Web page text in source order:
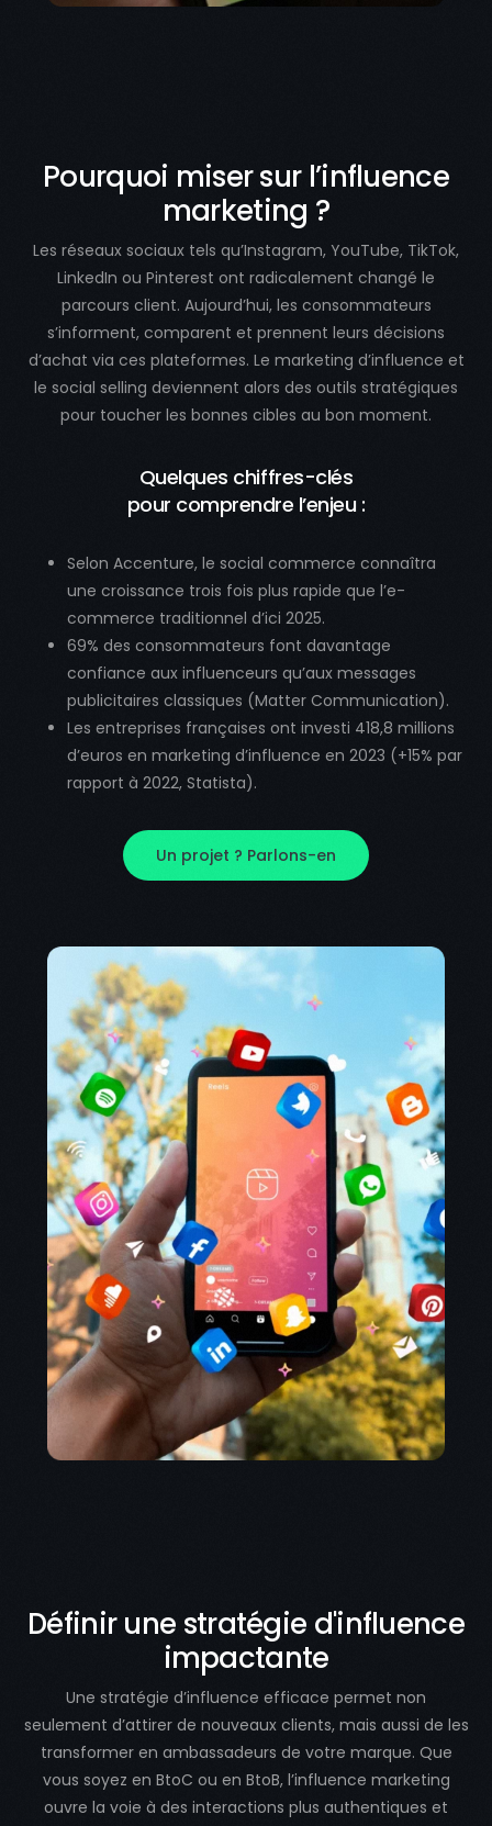
Pourquoi miser sur l’influence
marketing ?
Les réseaux sociaux tels qu’Instagram, YouTube, TikTok,
LinkedIn ou Pinterest ont radicalement changé le
parcours client. Aujourd’hui, les consommateurs
s’informent, comparent et prennent leurs décisions
d’achat via ces plateformes. Le marketing d’influence et
le social selling deviennent alors des outils stratégiques
pour toucher les bonnes cibles au bon moment.
Quelques chiffres-clés
pour comprendre l’enjeu :
Selon Accenture, le social commerce connaîtra
une croissance trois fois plus rapide que l’e-
commerce traditionnel d’ici 2025.
69% des consommateurs font davantage
confiance aux influenceurs qu’aux messages
publicitaires classiques (Matter Communication).
Les entreprises françaises ont investi 418,8 millions
d’euros en marketing d’influence en 2023 (+15% par
rapport à 2022, Statista).
Un projet ? Parlons-en
Définir une stratégie d'influence
impactante
Une stratégie d’influence efficace permet non
seulement d’attirer de nouveaux clients, mais aussi de les
transformer en ambassadeurs de votre marque. Que
vous soyez en BtoC ou en BtoB, l’influence marketing
ouvre la voie à des interactions plus authentiques et